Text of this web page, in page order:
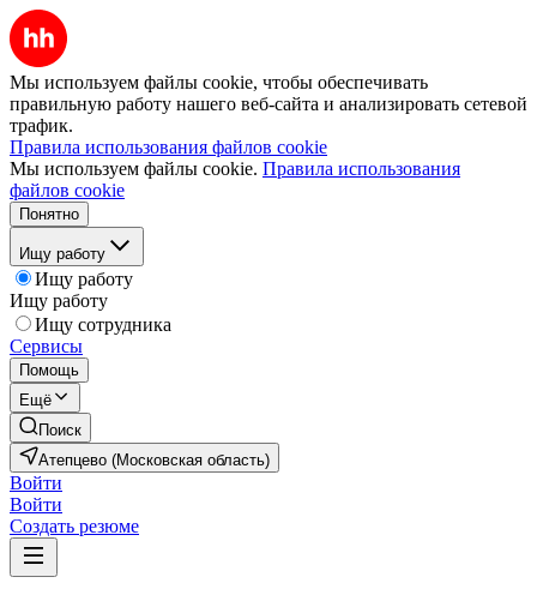
Мы используем файлы cookie, чтобы обеспечивать
правильную работу нашего веб-сайта и анализировать сетевой
трафик.
Правила использования файлов cookie
Мы используем файлы cookie. Правила использования
файлов cookie
Понятно
Ищу работу
Ищу работу
Ищу работу
Ищу сотрудника
Сервисы
Помощь
Ещё
Поиск
Атепцево (Московская область)
Войти
Войти
Создать резюме